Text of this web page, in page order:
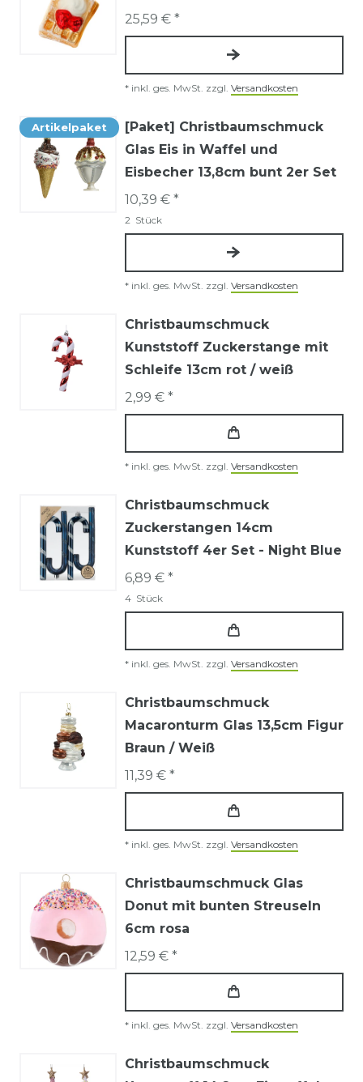
25,59 € *
* inkl. ges. MwSt. zzgl. Versandkosten
Artikelpaket
[Paket] Christbaumschmuck
Glas Eis in Waffel und
Eisbecher 13,8cm bunt 2er Set
10,39 € *
2 Stück
* inkl. ges. MwSt. zzgl. Versandkosten
Christbaumschmuck
Kunststoff Zuckerstange mit
Schleife 13cm rot / weiß
2,99 € *
* inkl. ges. MwSt. zzgl. Versandkosten
Christbaumschmuck
Zuckerstangen 14cm
Kunststoff 4er Set - Night Blue
6,89 € *
4 Stück
* inkl. ges. MwSt. zzgl. Versandkosten
Christbaumschmuck
Macaronturm Glas 13,5cm Figur
Braun / Weiß
11,39 € *
* inkl. ges. MwSt. zzgl. Versandkosten
Christbaumschmuck Glas
Donut mit bunten Streuseln
6cm rosa
12,59 € *
* inkl. ges. MwSt. zzgl. Versandkosten
Christbaumschmuck